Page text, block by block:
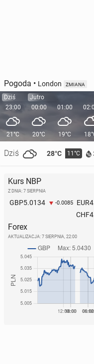
Pogoda • London ZMIANA
Dziś
23:00
21°C
Dziś 28°C 11°C
Jutro
00:00
20°C
01:00
19°C
Kurs NBP
Z DNIA: 7 SIERPNIA
GBP5.0134 -0.0085 EUR
CHF
Forex
AKTUALIZACJA: 7 SIERPNIA, 22:00